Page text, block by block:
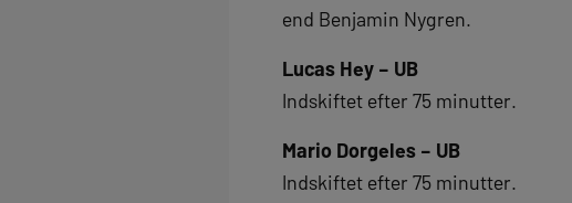
end Benjamin Nygren.
Lucas Hey – UB
Indskiftet efter 75 minutter.
Mario Dorgeles – UB
Indskiftet efter 75 minutter.